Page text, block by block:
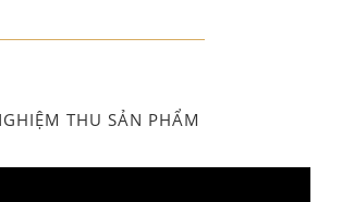
THU SẢN PHẨM